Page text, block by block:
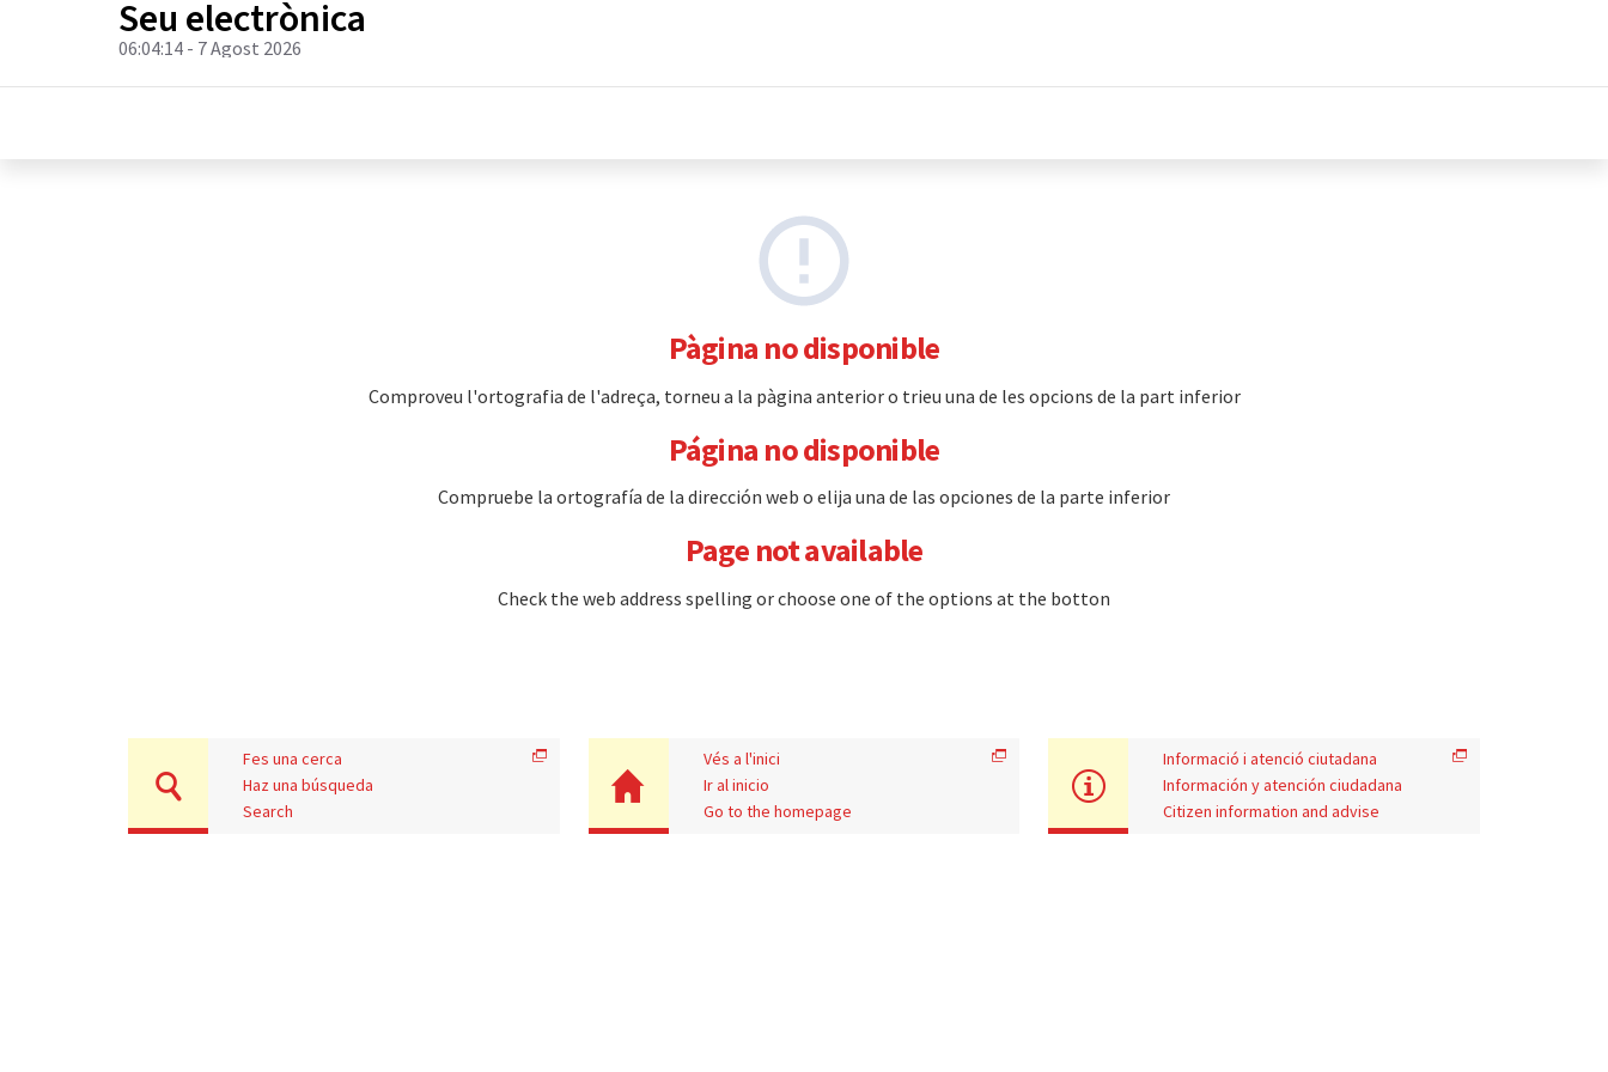
Seu electrònica
06:04:14 - 7 Agost 2026
Pàgina no disponible
Comproveu l'ortografia de l'adreça, torneu a la pàgina anterior o trieu una de les opcions de la part inferior
Página no disponible
Compruebe la ortografía de la dirección web o elija una de las opciones de la parte inferior
Page not available
Check the web address spelling or choose one of the options at the botton
Fes una cerca
Haz una búsqueda
Search
Vés a l'inici
Ir al inicio
Go to the homepage
Informació i atenció ciutadana
Información y atención ciudadana
Citizen information and advise